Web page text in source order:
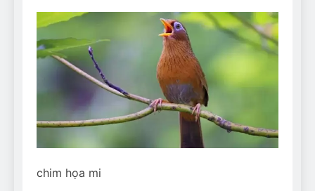
chim họa mi